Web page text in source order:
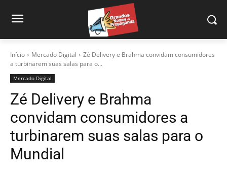
Início Mercado Digital
Zé Delivery e Brahma convidam consumidores
a turbinarem suas salas para o...
Mercado Digital
Zé Delivery e Brahma
convidam consumidores a
turbinarem suas salas para o
Mundial